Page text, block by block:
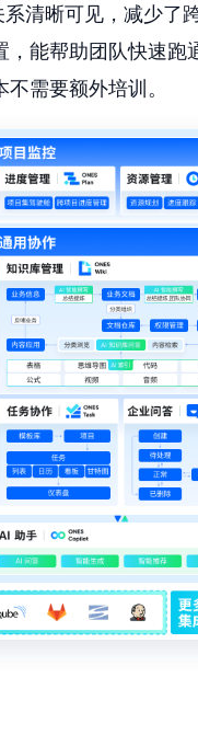
清晰可见，减少了
能帮助团队快速跑
需要额外培训。